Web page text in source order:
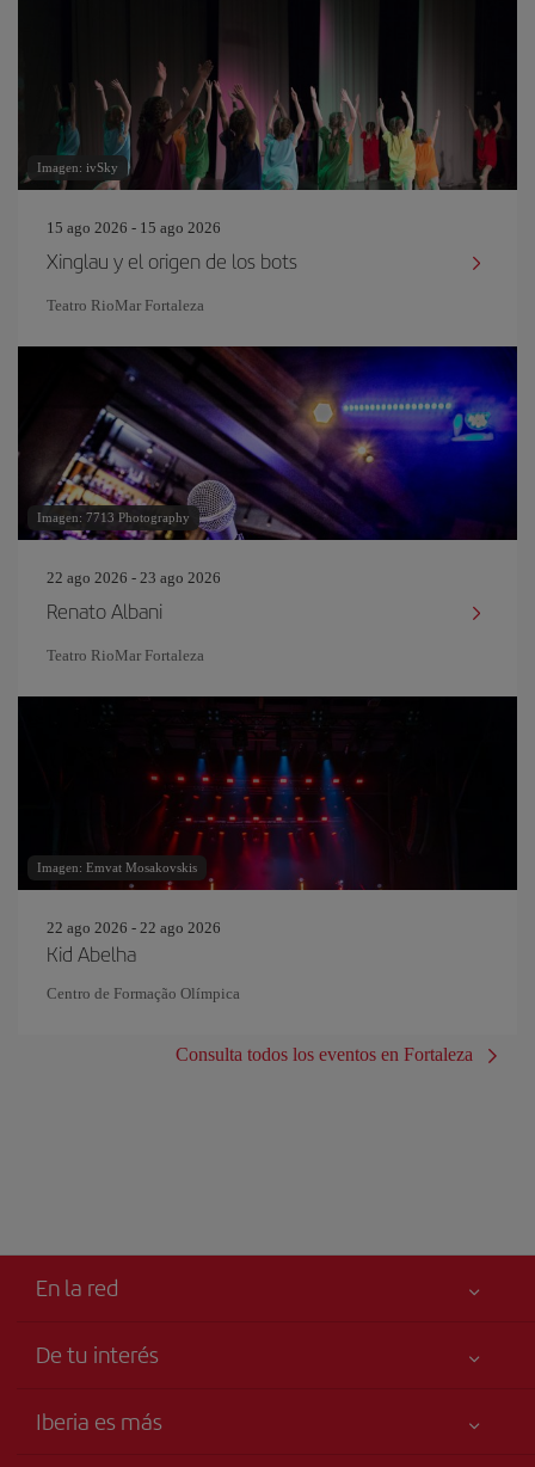
Imagen: ivSky
15 ago 2026 - 15 ago 2026
Xinglau y el origen de los bots
Teatro RioMar Fortaleza
Imagen: 7713 Photography
22 ago 2026 - 23 ago 2026
Renato Albani
Teatro RioMar Fortaleza
Imagen: Emvat Mosakovskis
22 ago 2026 - 22 ago 2026
Kid Abelha
Centro de Formação Olímpica
Consulta todos los eventos en Fortaleza
En la red
De tu interés
Accesibilidad
Iberia es más